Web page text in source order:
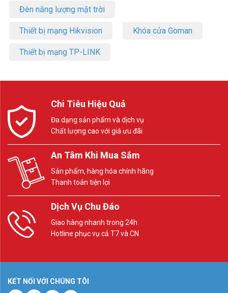
Đèn năng lượng mặt trời
Thiết bị mạng Hikvision Khóa cửa Goman
Thiết bị mạng TP-LINK
Chi Tiêu Hiệu Quả
Đa dạng sản phẩm và dịch vụ
Chất lượng cao với giá ưu đãi
An Tâm Khi Mua Sắm
Sản phẩm, hàng hóa chính hãng
Thanh toán tiện lợi
Dịch Vụ Chu Đáo
Giao hàng nhanh trong 24h
Hotline phục vụ cả T7 và CN
KẾT NỐI VỚI CHÚNG TÔI